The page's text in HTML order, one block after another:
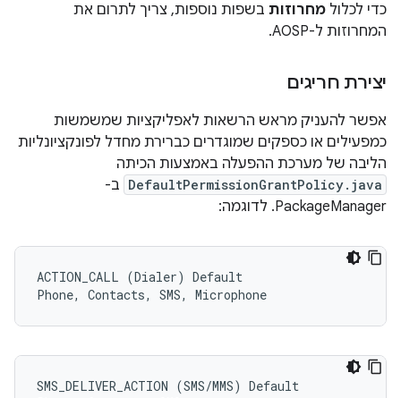
כדי לכלול מחרוזות בשפות נוספות, צריך לתרום את
המחרוזות ל-AOSP.
יצירת חריגים
אפשר להעניק מראש הרשאות לאפליקציות שמשמשות
כמפעילים או כספקים שמוגדרים כברירת מחדל לפונקציונליות
הליבה של מערכת ההפעלה באמצעות הכיתה
DefaultPermissionGrantPolicy.java ב-
PackageManager. לדוגמה:
ACTION_CALL (Dialer) Default
SMS_DELIVER_ACTION (SMS/MMS) Default